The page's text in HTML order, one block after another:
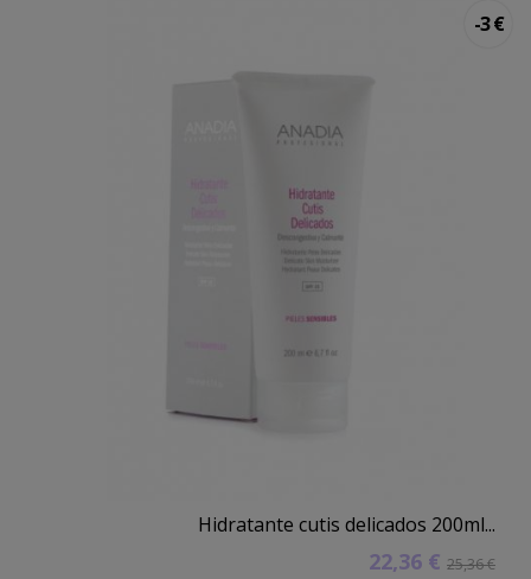
-3 €
Hidratante cutis delicados 200ml...
22,36 € 25,36 €